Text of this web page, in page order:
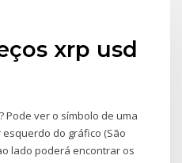
xrp usd
Pode ver o símbolo de uma
do gráfico (São
lado poderá encontrar os